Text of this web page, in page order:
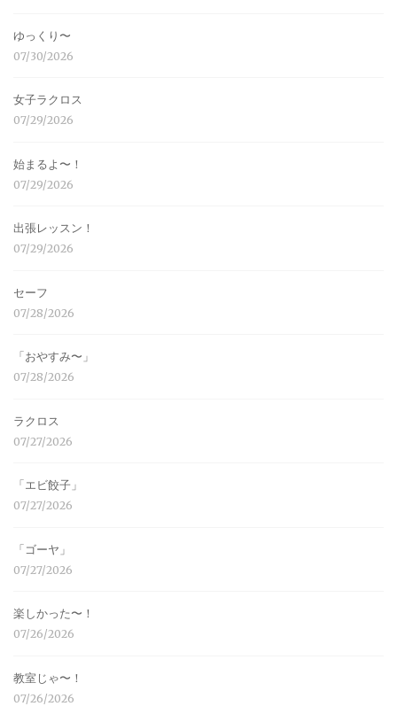
ゆっくり〜
07/30/2026
女子ラクロス
07/29/2026
始まるよ〜！
07/29/2026
出張レッスン！
07/29/2026
セーフ
07/28/2026
「おやすみ〜」
07/28/2026
ラクロス
07/27/2026
「エビ餃子」
07/27/2026
「ゴーヤ」
07/27/2026
楽しかった〜！
07/26/2026
教室じゃ〜！
07/26/2026